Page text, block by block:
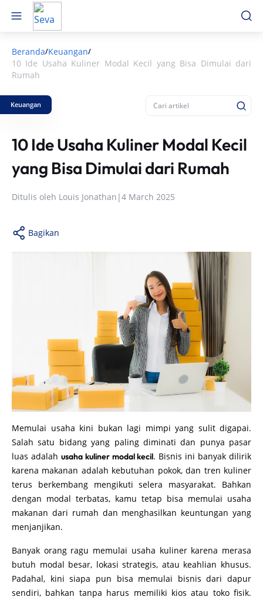
Beranda/Keuangan/
10 Ide Usaha Kuliner Modal Kecil yang Bisa Dimulai dari
Rumah
Keuangan
10 Ide Usaha Kuliner Modal Kecil
yang Bisa Dimulai dari Rumah
Ditulis oleh Louis Jonathan |4 March 2025
Bagikan
Memulai usaha kini bukan lagi mimpi yang sulit digapai.
Salah satu bidang yang paling diminati dan punya pasar
luas adalah usaha kuliner modal kecil. Bisnis ini banyak dilirik
karena makanan adalah kebutuhan pokok, dan tren kuliner
terus berkembang mengikuti selera masyarakat. Bahkan
dengan modal terbatas, kamu tetap bisa memulai usaha
makanan dari rumah dan menghasilkan keuntungan yang
menjanjikan.
Banyak orang ragu memulai usaha kuliner karena merasa
butuh modal besar, lokasi strategis, atau keahlian khusus.
Padahal, kini siapa pun bisa memulai bisnis dari dapur
sendiri, bahkan tanpa harus memiliki kios atau toko fisik.